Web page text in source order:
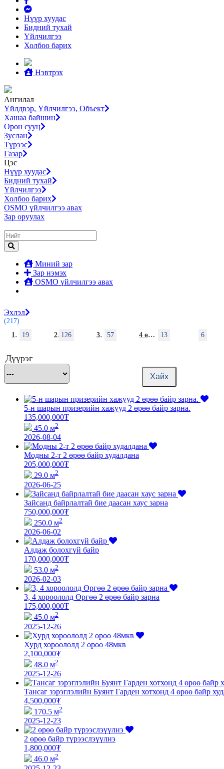
Нүүр хуудас
Бидний тухай
Үйлчилгээ
Холбоо барих
Нэвтрэх
Ангилал
Үйлдвэр, Үйлчилгээ, Объект
Хашаа байшин
Орон сууц
Зуслан
Түрээс
Газар
Цэс
Нүүр хуудас
Бидний тухай
Үйлчилгээ
Холбоо барих
OSMO үйлчилгээ авах
Зар оруулах
Миний зар
Зар нэмэх
OSMO үйлчилгээ авах
Эхлэл
(217)
1 өрөө 19 2 өрөө126 3 өрөө 57 4 өрөө (+) 13 Хаус
6
Дүүрэг
Хайх
5-н шарын призерийн хажууд 2 өрөө байр зарна.
135,000,000₮
45.0 м2
2026-08-04
Модны 2-т 2 өрөө байр худалдана
205,000,000₮
29.0 м2
2026-06-25
Зайсанд байрлалтай бие даасан хаус зарна
750,000,000₮
250.0 м2
2026-06-02
Алдаж болохгүй байр
170,000,000₮
53.0 м2
2026-02-03
3, 4 хороололд Өргөө 2 өрөө байр зарна
175,000,000₮
45.0 м2
2025-12-26
Хурд хороололд 2 өрөө 48мкв
2,100,000₮
48.0 м2
2025-12-26
Тансаг зэрэглэлийн Буянт Гарден хотхонд 4 өрөө байр
4,500,000₮
170.5 м2
2025-12-23
2 өрөө байр түрээслэүүлнэ
1,800,000₮
46.0 м2